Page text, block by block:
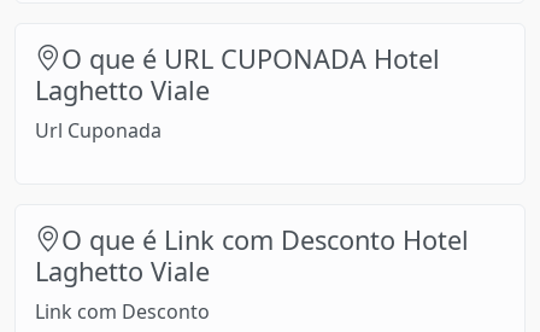
O que é URL CUPONADA Hotel
Laghetto Viale
Url Cuponada
O que é Link com Desconto Hotel
Laghetto Viale
Link com Desconto